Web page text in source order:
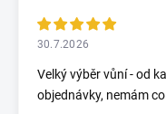
30.7.2026
Velký výběr vůní - od
objednávky, nemám